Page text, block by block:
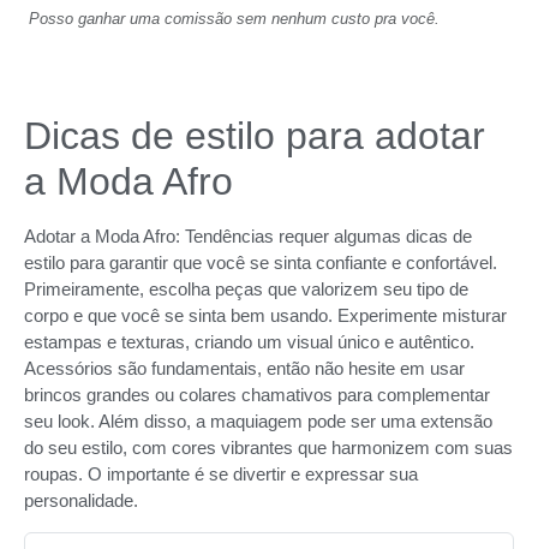
Posso ganhar uma comissão sem nenhum custo pra você.
Dicas de estilo para adotar
a Moda Afro
Adotar a Moda Afro: Tendências requer algumas dicas de
estilo para garantir que você se sinta confiante e confortável.
Primeiramente, escolha peças que valorizem seu tipo de
corpo e que você se sinta bem usando. Experimente misturar
estampas e texturas, criando um visual único e autêntico.
Acessórios são fundamentais, então não hesite em usar
brincos grandes ou colares chamativos para complementar
seu look. Além disso, a maquiagem pode ser uma extensão
do seu estilo, com cores vibrantes que harmonizem com suas
roupas. O importante é se divertir e expressar sua
personalidade.